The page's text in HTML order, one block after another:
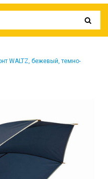
WALTZ, бежевый, темно-